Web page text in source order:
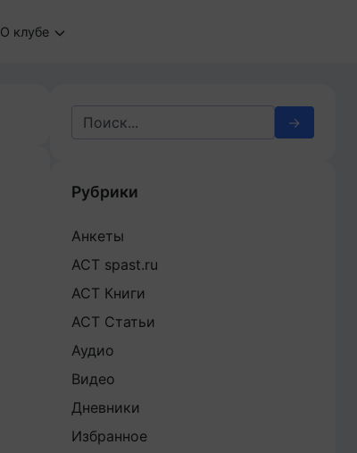
О клубе
Search
Рубрики
Анкеты
АСТ spast.ru
АСТ Книги
АСТ Статьи
Аудио
Видео
Дневники
Избранное